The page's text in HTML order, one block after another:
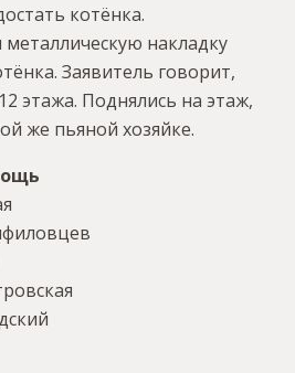
котёнка.
металлическую накладку
Заявитель говорит,
этажа. Поднялись на этаж,
же пьяной хозяйке.